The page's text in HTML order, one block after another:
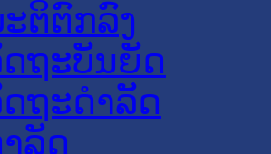
ຕິຕົກລົງ
ຖະບັນຍັດ
ຖະດໍາລັດ
ລັດ